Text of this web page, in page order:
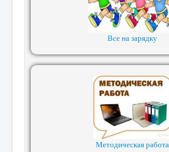
Все на зарядку
Методическая работа